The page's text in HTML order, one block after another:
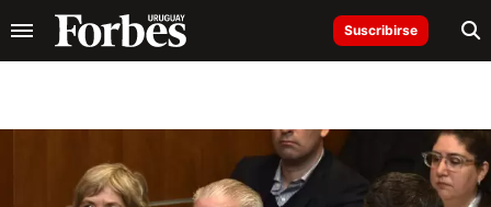
Suscribirse